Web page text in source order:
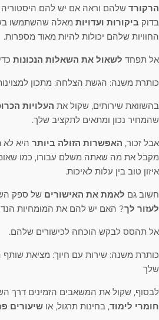
הרקורד שלהם וראה אם יש להם היסטוריה
בדוק ביקורות ועדויות מאלה שהשתמשו
החוויות שלהם יכולות להיות מאוד מספרות.
אל תפחד לשאול את השאלות הנכונות
כותרת משנה: הגשת הצלחה: מתכון
בהשוואת שירותים, שקול את העלויות
שהמחיר נכון ומתאים לתקציב שלך.
אבל זכור, האפשרות הזולה ביותר היא לא
מקבל את מה שאתה משלם עבורו, כמו
איזון טוב בין עלות לאיכות.
חשוב גם לאמת את האישורים של ספק
לעזור לך? האם יש להם את המומחיות
אל תהסס לבקש הוכחה לכישורים שלהם.
כותרת משנה: שירות עם חיוך: מציאת
שלך
לבסוף, שקול את המשאבים הזמינים דרך
חומרי לימוד, בחינות תרגול, או שיעורים